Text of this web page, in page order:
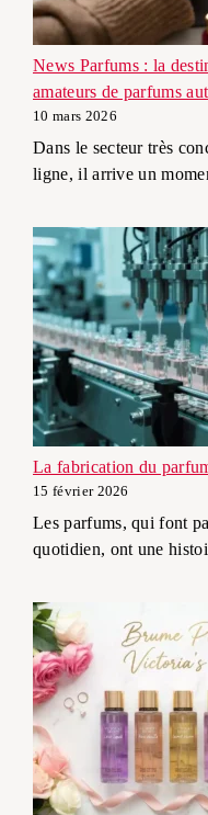
News Parfums : la
amateurs de parfums
10 mars 2026
Dans le secteur très
ligne, il arrive un
La fabrication du
15 février 2026
Les parfums, qui font
quotidien, ont une